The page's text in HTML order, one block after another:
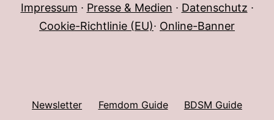
Impressum ∙ Presse & Medien ∙ Datenschutz ∙
Cookie-Richtlinie (EU)∙ Online-Banner
Newsletter Femdom Guide BDSM Guide